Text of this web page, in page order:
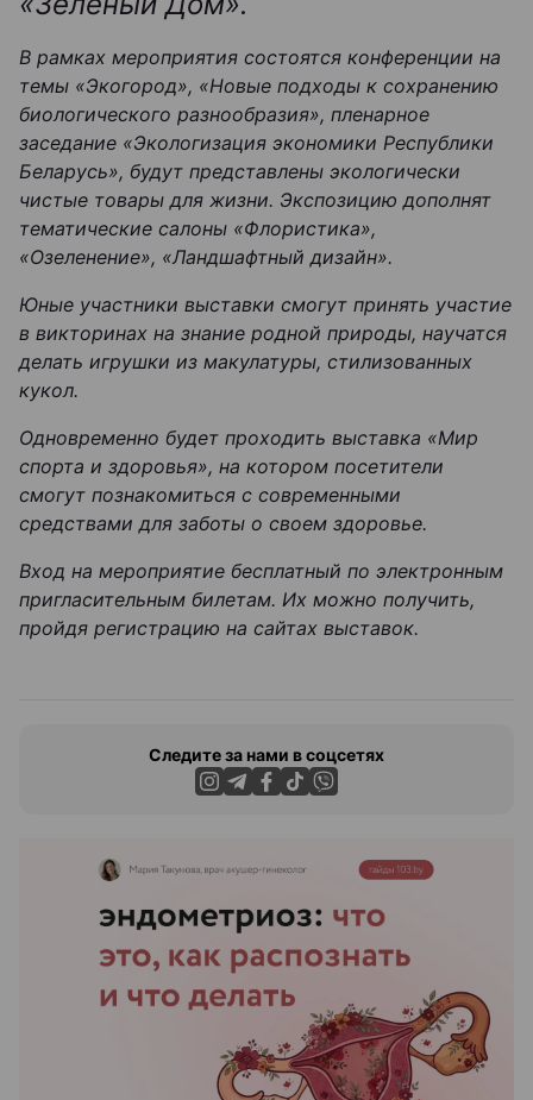
В рамках мероприятия состоятся конференции на
темы «Экогород», «Новые подходы к сохранению
биологического разнообразия», пленарное
заседание «Экологизация экономики Республики
Беларусь», будут представлены экологически
чистые товары для жизни. Экспозицию дополнят
тематические салоны «Флористика»,
«Озеленение», «Ландшафтный дизайн».
Юные участники выставки смогут принять участие
в викторинах на знание родной природы, научатся
делать игрушки из макулатуры, стилизованных
кукол.
Одновременно будет проходить выставка «Мир
спорта и здоровья», на котором посетители
смогут познакомиться с современными
средствами для заботы о своем здоровье.
Вход на мероприятие бесплатный по электронным
пригласительным билетам. Их можно получить,
пройдя регистрацию на сайтах выставок.
Следите за нами в соцсетях
ЭФФЕКТИВНАЯ РЕКЛАМА НА САЙТЕ